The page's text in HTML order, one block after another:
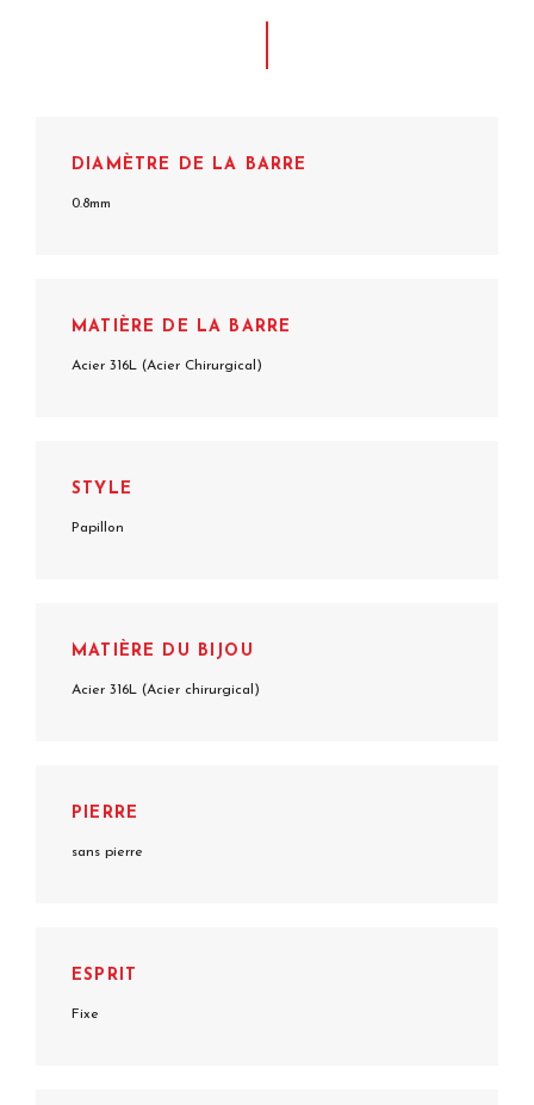
DIAMÈTRE DE LA BARRE
0.8mm
MATIÈRE DE LA BARRE
Acier 316L (Acier Chirurgical)
STYLE
Papillon
MATIÈRE DU BIJOU
Acier 316L (Acier chirurgical)
PIERRE
sans pierre
ESPRIT
Fixe